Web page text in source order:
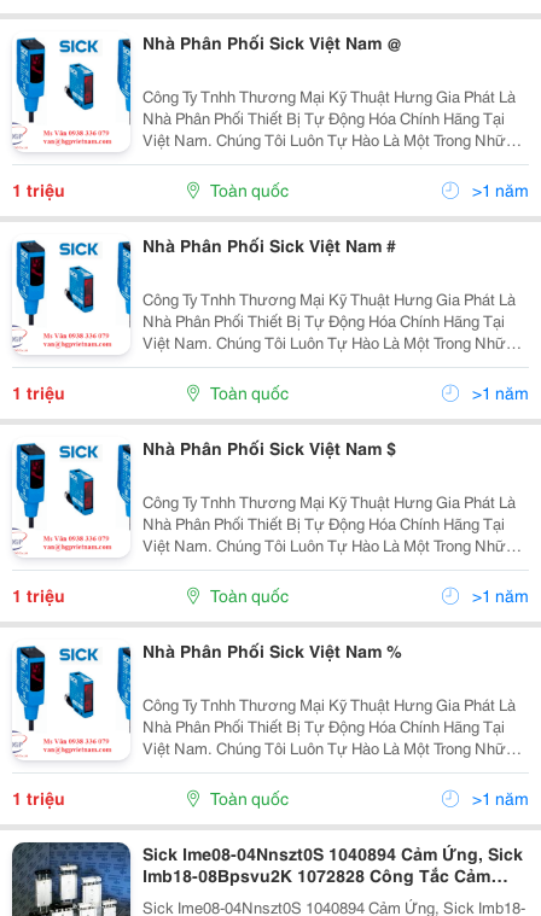
Nhà Phân Phối Sick Việt Nam @
Công Ty Tnhh Thương Mại Kỹ Thuật Hưng Gia Phát Là
Nhà Phân Phối Thiết Bị Tự Động Hóa Chính Hãng Tại
Việt Nam. Chúng Tôi Luôn Tự Hào Là Một Trong Những
Nhà Cung Cấp Thiết Bị Cảm Biến Tiệm Cận Sick Hàng
Đầu Chuyên Dùng Cho Ngành Công Nghiệp Trong...
1 triệu Toàn quốc >1 năm
Nhà Phân Phối Sick Việt Nam #
Công Ty Tnhh Thương Mại Kỹ Thuật Hưng Gia Phát Là
Nhà Phân Phối Thiết Bị Tự Động Hóa Chính Hãng Tại
Việt Nam. Chúng Tôi Luôn Tự Hào Là Một Trong Những
Nhà Cung Cấp Thiết Bị Cảm Biến Tiệm Cận Sick Hàng
Đầu Chuyên Dùng Cho Ngành Công Nghiệp Trong...
1 triệu Toàn quốc >1 năm
Nhà Phân Phối Sick Việt Nam $
Công Ty Tnhh Thương Mại Kỹ Thuật Hưng Gia Phát Là
Nhà Phân Phối Thiết Bị Tự Động Hóa Chính Hãng Tại
Việt Nam. Chúng Tôi Luôn Tự Hào Là Một Trong Những
Nhà Cung Cấp Thiết Bị Cảm Biến Tiệm Cận Sick Hàng
Đầu Chuyên Dùng Cho Ngành Công Nghiệp Trong...
1 triệu Toàn quốc >1 năm
Nhà Phân Phối Sick Việt Nam %
Công Ty Tnhh Thương Mại Kỹ Thuật Hưng Gia Phát Là
Nhà Phân Phối Thiết Bị Tự Động Hóa Chính Hãng Tại
Việt Nam. Chúng Tôi Luôn Tự Hào Là Một Trong Những
Nhà Cung Cấp Thiết Bị Cảm Biến Tiệm Cận Sick Hàng
Đầu Chuyên Dùng Cho Ngành Công Nghiệp Trong...
1 triệu Toàn quốc >1 năm
Sick Ime08-04Nnszt0S 1040894 Cảm Ứng, Sick
Imb18-08Bpsvu2K 1072828 Công Tắc Cảm
Biến Tiệm Cận, Sick Im30-15Nns-Zw1 Im30-
Sick Ime08-04Nnszt0S 1040894 Cảm Ứng, Sick Imb18-